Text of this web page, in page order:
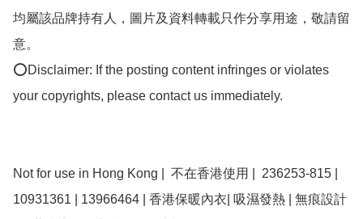
均屬該品牌持有人，圖片及資料轉載只作分享用途，敬請留
意。
⭕Disclaimer: If the posting content infringes or violates
your copyrights, please contact us immediately.
Not for use in Hong Kong |  不在香港使用 |  236253-815 |
10931361 | 13966464 | 香港保暖內衣| 吸濕發熱 | 無痕設計